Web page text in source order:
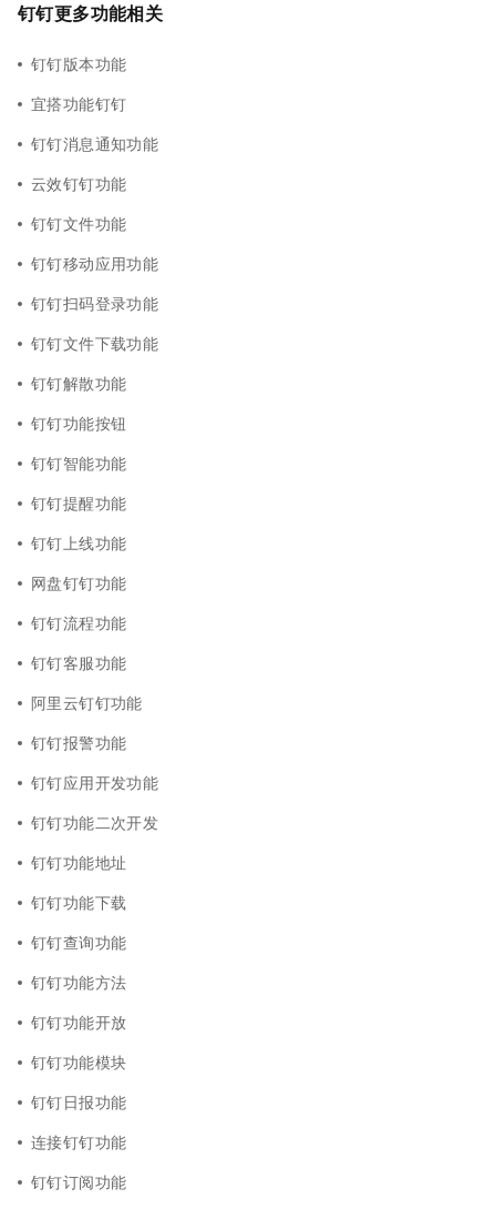
钉钉更多功能相关
钉钉版本功能
宜搭功能钉钉
钉钉消息通知功能
云效钉钉功能
钉钉文件功能
钉钉移动应用功能
钉钉扫码登录功能
钉钉文件下载功能
钉钉解散功能
钉钉功能按钮
钉钉智能功能
钉钉提醒功能
钉钉上线功能
网盘钉钉功能
钉钉流程功能
钉钉客服功能
阿里云钉钉功能
钉钉报警功能
钉钉应用开发功能
钉钉功能二次开发
钉钉功能地址
钉钉功能下载
钉钉查询功能
钉钉功能方法
钉钉功能开放
钉钉功能模块
钉钉日报功能
连接钉钉功能
钉钉订阅功能